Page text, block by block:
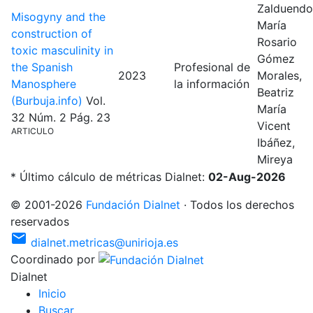
Misogyny and the
construction of
toxic masculinity in
the Spanish
Manosphere
(Burbuja.info) Vol.
32 Núm. 2 Pág. 23
ARTICULO
2023
Profesional de
la información
María
Rosario
Gómez
Morales,
Beatriz
María
Vicent
Ibáñez,
Mireya
* Último cálculo de métricas Dialnet: 02-Aug-2026
© 2001-2026 Fundación Dialnet · Todos los derechos
reservados
mail dialnet.metricas@unirioja.es
Coordinado por
Dialnet
Inicio